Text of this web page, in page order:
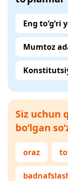
Eng to‘g‘ri
Mumtoz
Siz uchun
bo‘lgan
oraz